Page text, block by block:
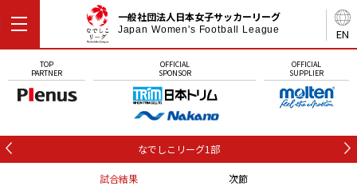
EN
一般社団法人日本女子サッカーリーグ
Japan Women's Football League
TOP
PARTNER
OFFICIAL
SPONSOR
OFFICIAL
SUPPLIER
なでしこリーグ1部
試合結果 次節